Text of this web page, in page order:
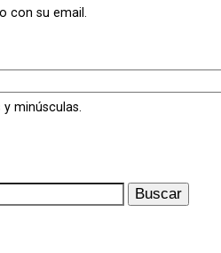
con su email.
minúsculas.